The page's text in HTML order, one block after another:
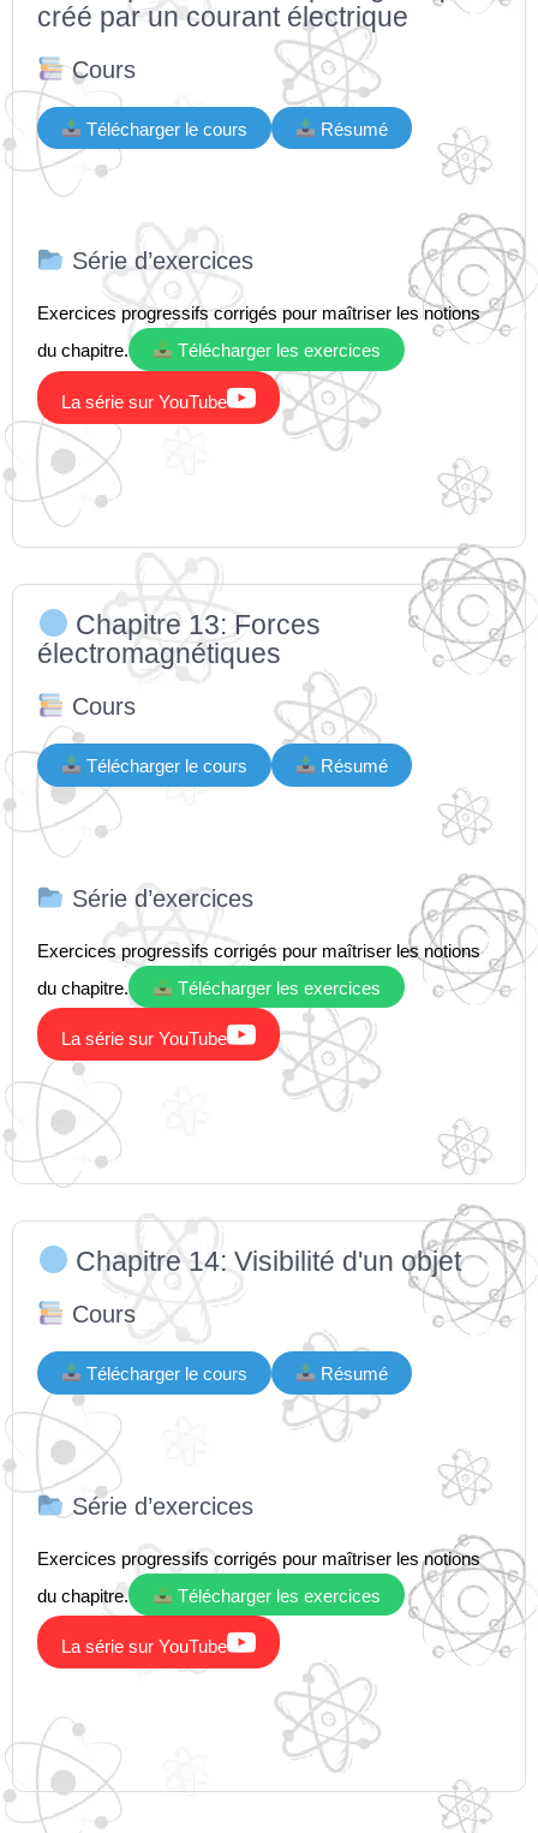
créé par un courant électrique
Cours
Télécharger le cours Résumé
Série d’exercices
Exercices progressifs corrigés pour maîtriser les notions
du chapitre.
Télécharger les exercices
La série sur YouTube
Chapitre 13: Forces
électromagnétiques
Cours
Télécharger le cours Résumé
Série d’exercices
Exercices progressifs corrigés pour maîtriser les notions
du chapitre.
Télécharger les exercices
La série sur YouTube
Chapitre 14: Visibilité d'un objet
Cours
Télécharger le cours Résumé
Série d’exercices
Exercices progressifs corrigés pour maîtriser les notions
du chapitre.
Télécharger les exercices
La série sur YouTube